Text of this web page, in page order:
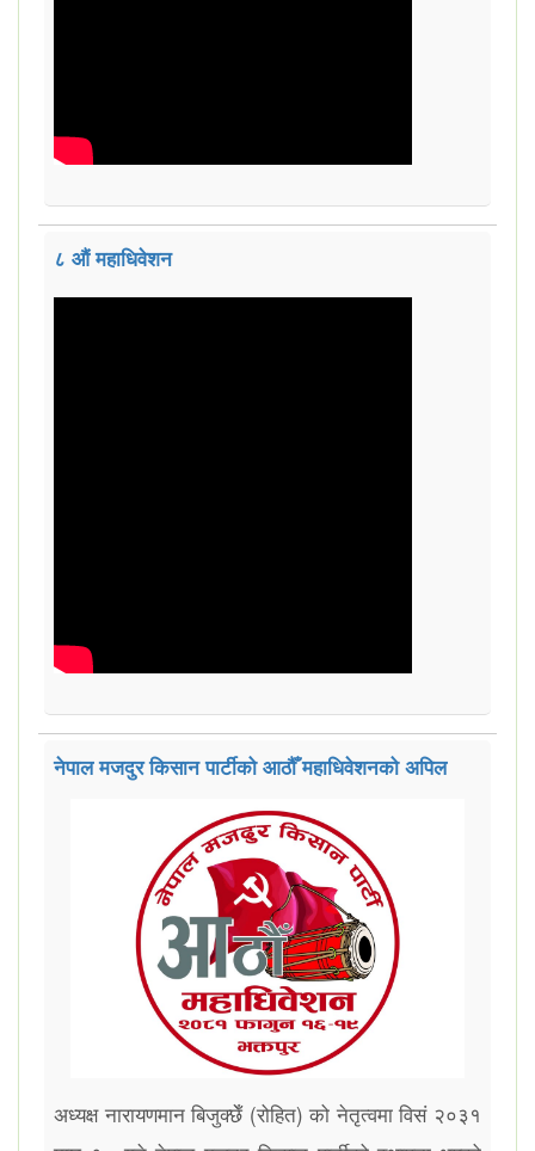
८ औं महाधिवेशन
नेपाल मजदुर किसान पार्टीको आठौँ महाधिवेशनको अपिल
अध्यक्ष नारायणमान बिजुक्छेँ (रोहित) को नेतृत्वमा विसं २०३१